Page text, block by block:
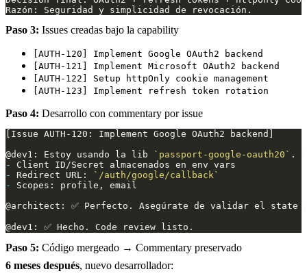
Paso 3: Issues creadas bajo la capability
[AUTH-120] Implement Google OAuth2 backend
[AUTH-121] Implement Microsoft OAuth2 backend
[AUTH-122] Setup httpOnly cookie management
[AUTH-123] Implement refresh token rotation
Paso 4: Desarrollo con commentary por issue
@dev1: Estoy usando la lib
`passport-google-oauth20`
-
-
Redirect URL:
`/auth/google/callback`
-
Paso 5: Código mergeado → Commentary preservado
6 meses después, nuevo desarrollador: